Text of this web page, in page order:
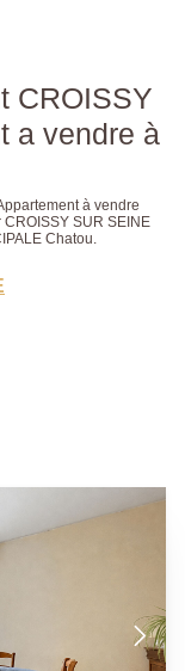
CROISSY
a vendre à
à vendre
SUR SEINE
Chatou.